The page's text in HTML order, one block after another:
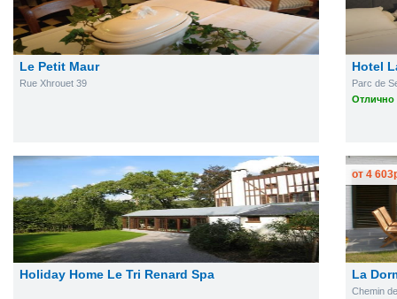
Le Petit Maur
Rue Xhrouet 39
Hotel
Parc de
Отлично
Holiday Home Le Tri Renard Spa La
Chemin
от 4 603